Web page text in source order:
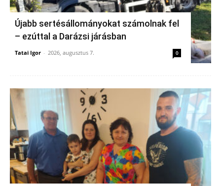
Újabb sertésállományokat számolnak fel
– ezúttal a Darázsi járásban
Tatai Igor - 2026, augusztus 7. 0